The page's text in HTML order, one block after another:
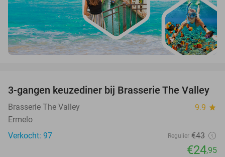
42%
3-gangen keuzediner bij Brasserie The Valley
Brasserie The Valley 9.9 star
Ermelo
Verkocht: 97
Regulier €43
€24,95